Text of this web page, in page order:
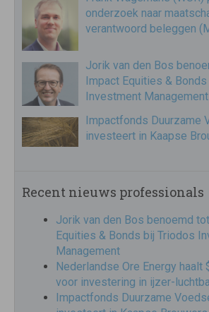
onderzoek naar
verantwoord beleggen
Jorik van den Bos
Impact Equities &
Investment Management
Impactfonds Duurzame
investeert in Kaapse
Recent nieuws professionals
Jorik van den Bos benoemd
Equities & Bonds bij Triodos
Management
Nederlandse Ore Energy haalt
voor investering in ijzer-
Impactfonds Duurzame